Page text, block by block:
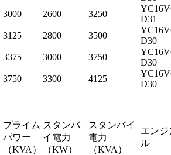
3000 2600 3250
D31
3125 2800 3500
D30
3375 3000 3750
D30
3750 3300 4125
D30
プライム
パワー
スタンバ
イ電力
スタンバイ
電力
エン
ル
（KVA） （KW）
（KVA）